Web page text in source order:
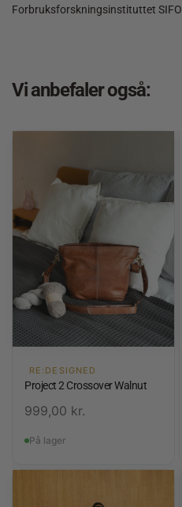
Forbruksforskningsinstituttet SIFO
Vi anbefaler også:
RE:DESIGNED
Project 2 Crossover Walnut
999,00 kr.
På lager